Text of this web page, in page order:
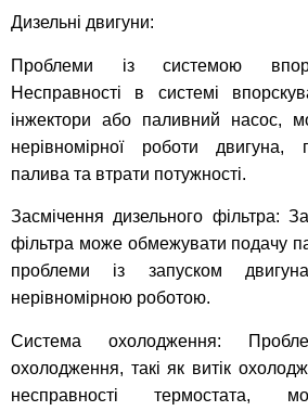
Дизельні двигуни:
Проблеми із системою
Несправності в системі
інжектори або паливний насос,
нерівномірної роботи двигуна,
палива та втрати потужності.
Засмічення дизельного фільтра:
фільтра може обмежувати подачу
проблеми із запуском
нерівномірною роботою.
Система охолодження:
охолодження, такі як витік
несправності термостата,